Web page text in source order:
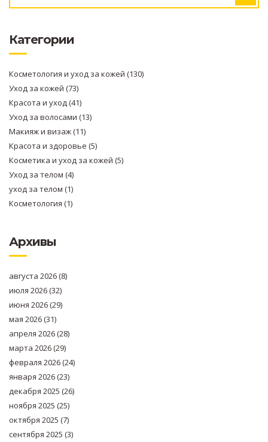
Категории
Косметология и уход за кожей (130)
Уход за кожей (73)
Красота и уход (41)
Уход за волосами (13)
Макияж и визаж(11)
Красота и здоровье (5)
Косметика и уход за кожей (5)
Уход за телом (4)
уход за телом (1)
Косметология (1)
Архивы
августа 2026(8)
июля 2026(32)
июня 2026(29)
мая 2026(31)
апреля 2026(28)
марта 2026(29)
февраля 2026(24)
января 2026(23)
декабря 2025 (26)
ноября 2025 (25)
октября 2025 (7)
сентября 2025 (3)